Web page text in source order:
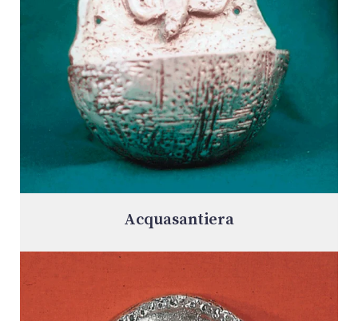
Acquasantiera